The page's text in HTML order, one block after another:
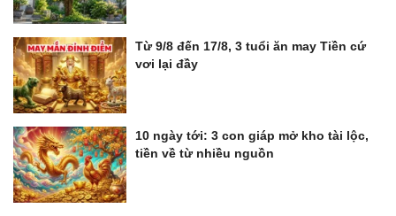
Từ 9/8 đến 17/8, 3 tuổi ăn may Tiền cứ
vơi lại đầy
10 ngày tới: 3 con giáp mở kho tài lộc,
tiền về từ nhiều nguồn